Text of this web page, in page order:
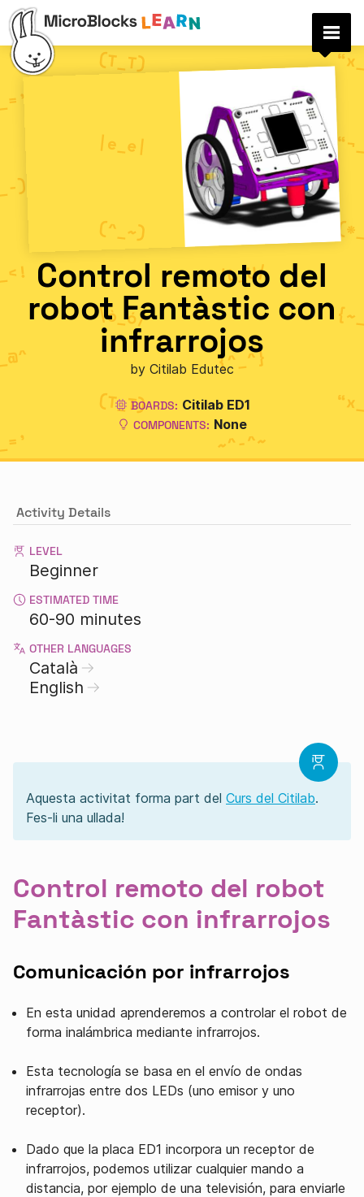
Control remoto del
robot Fantàstic con
infrarrojos
by Citilab Edutec
BOARDS: Citilab ED1
COMPONENTS: None
Activity Details
LEVEL
Beginner
ESTIMATED TIME
60-90 minutes
OTHER LANGUAGES
Català
English
Aquesta activitat forma part del Curs del Citilab.
Fes-li una ullada!
Control remoto del robot
Fantàstic con infrarrojos
Comunicación por infrarrojos
En esta unidad aprenderemos a controlar el robot de
forma inalámbrica mediante infrarrojos.
Esta tecnología se basa en el envío de ondas
infrarrojas entre dos LEDs (uno emisor y uno
receptor).
Dado que la placa ED1 incorpora un receptor de
infrarrojos, podemos utilizar cualquier mando a
distancia, por ejemplo de una televisión, para enviarle